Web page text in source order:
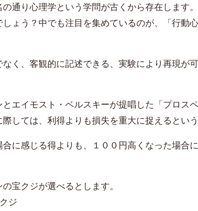
通り心理学という学問が古くから存在します
ょう？中でも注目を集めているのが、「行動
く、客観的に記述できる、実験により再現が
エイモスト・ベルスキーが提唱した「プロス
際しては、利得よりも損失を重大に捉えるという
に感じる得よりも、１００円高くなった場合
宝クジが選べるとします。
ジ